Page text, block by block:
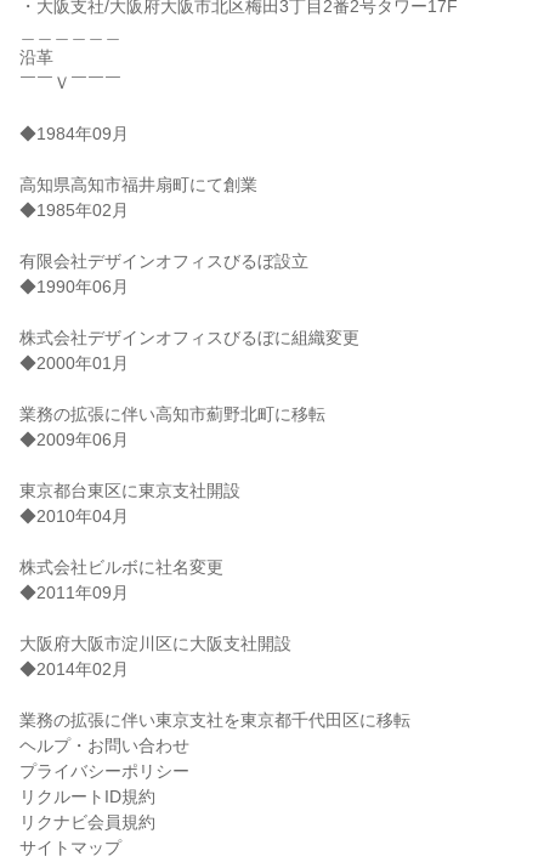
・大阪支社/大阪府大阪市北区梅田3丁目2番2号タワー17F
沿革
￣￣Ｖ￣￣￣
◆1984年09月
高知県高知市福井扇町にて創業
◆1985年02月
有限会社デザインオフィスびるぼ設立
◆1990年06月
株式会社デザインオフィスびるぼに組織変更
◆2000年01月
業務の拡張に伴い高知市薊野北町に移転
◆2009年06月
東京都台東区に東京支社開設
◆2010年04月
株式会社ビルボに社名変更
◆2011年09月
大阪府大阪市淀川区に大阪支社開設
◆2014年02月
業務の拡張に伴い東京支社を東京都千代田区に移転
ヘルプ・お問い合わせ
プライバシーポリシー
リクルートID規約
リクナビ会員規約
サイトマップ